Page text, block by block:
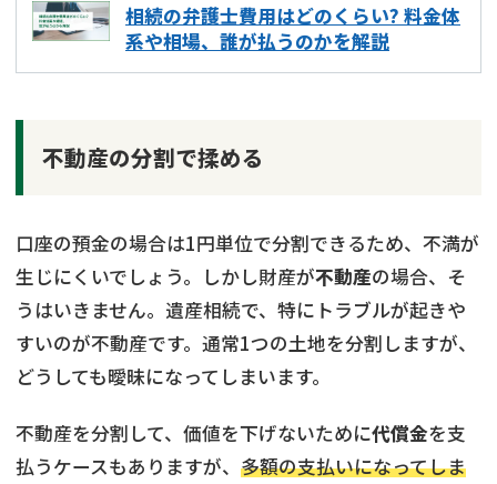
相続の弁護士費用はどのくらい? 料金体
系や相場、誰が払うのかを解説
不動産の分割で揉める
口座の預金の場合は1円単位で分割できるため、不満が
生じにくいでしょう。しかし財産が不動産の場合、そ
うはいきません。遺産相続で、特にトラブルが起きや
すいのが不動産です。通常1つの土地を分割しますが、
どうしても曖昧になってしまいます。
不動産を分割して、価値を下げないために代償金を支
払うケースもありますが、 多額の支払いになってしま